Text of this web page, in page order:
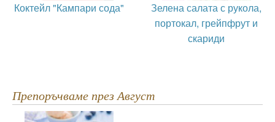
Коктейл "Кампари сода"
Зелена салата с рукола,
портокал, грейпфрут и
скариди
Препоръчваме през Август